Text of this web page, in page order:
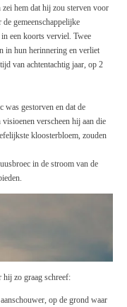
zei hem dat hij zou sterven voor
gemeenschappelijke
een koorts verviel. Twee
in hun herinnering en verliet
van achtentachtig jaar, op 2
was gestorven en dat de
verscheen hij aan die
kloosterbloem, zouden
in de stroom van de
zo graag schreef:
op de grond waar